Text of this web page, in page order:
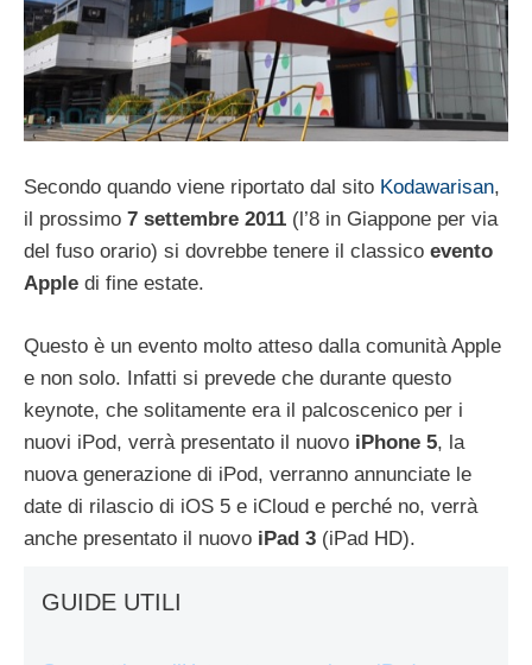
Secondo quando viene riportato dal sito Kodawarisan,
il prossimo 7 settembre 2011 (l’8 in Giappone per via
del fuso orario) si dovrebbe tenere il classico evento
Apple di fine estate.
Questo è un evento molto atteso dalla comunità Apple
e non solo. Infatti si prevede che durante questo
keynote, che solitamente era il palcoscenico per i
nuovi iPod, verrà presentato il nuovo iPhone 5, la
nuova generazione di iPod, verranno annunciate le
date di rilascio di iOS 5 e iCloud e perché no, verrà
anche presentato il nuovo iPad 3 (iPad HD).
GUIDE UTILI